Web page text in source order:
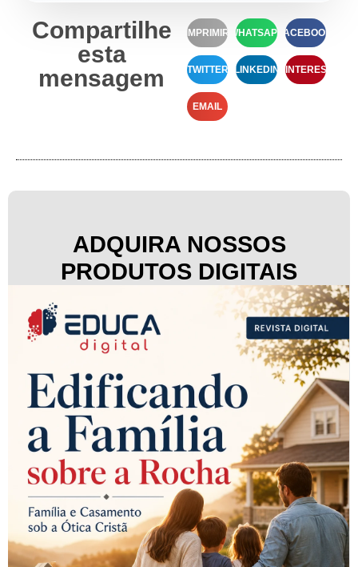
Compartilhe
esta
mensagem
IMPRIMIR WHATSAPP FACEBOOK
TWITTER LINKEDIN PINTEREST
EMAIL
ADQUIRA NOSSOS
PRODUTOS DIGITAIS